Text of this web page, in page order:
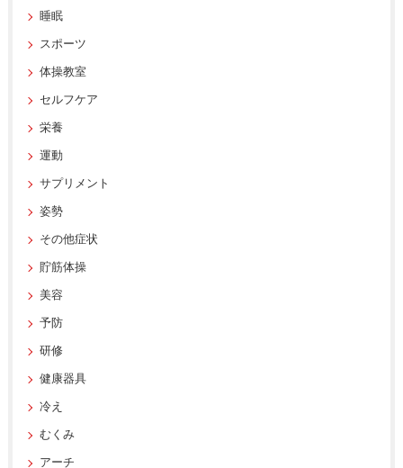
睡眠
スポーツ
体操教室
セルフケア
栄養
運動
サプリメント
姿勢
その他症状
貯筋体操
美容
予防
研修
健康器具
冷え
むくみ
アーチ